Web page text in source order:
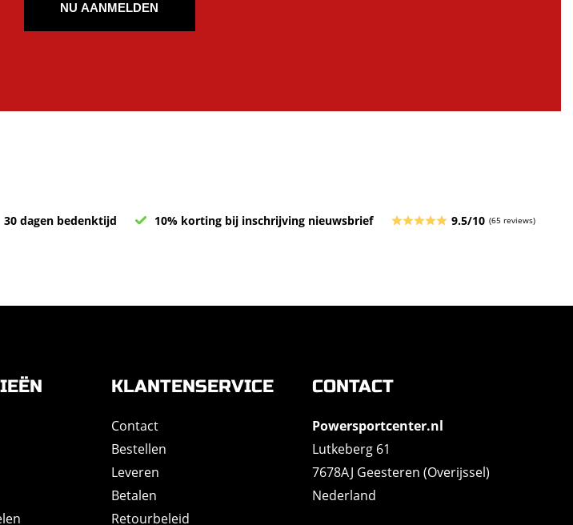
NU AANMELDEN
30 dagen bedenktijd 10% korting bij inschrijving nieuwsbrief 9.5/10 (65 reviews)
KLANTENSERVICE
Contact
Bestellen
Leveren
Betalen
Retourbeleid
CONTACT
Powersportcenter.nl
Lutkeberg 61
7678AJ Geesteren (Overijssel)
Nederland